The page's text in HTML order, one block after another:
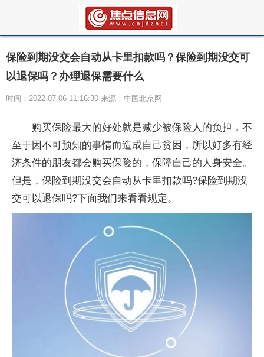
保险到期没交会自动从卡里扣款吗？保险到期没交可
以退保吗？办理退保需要什么
时间：2022-07-06 11:16:30 来源：中国北京网
购买保险最大的好处就是减少被保险人的负担，不
至于因不可预知的事情而造成自己贫困，所以好多有经
济条件的朋友都会购买保险的，保障自己的人身安全。
但是，保险到期没交会自动从卡里扣款吗?保险到期没
交可以退保吗?下面我们来看看规定。